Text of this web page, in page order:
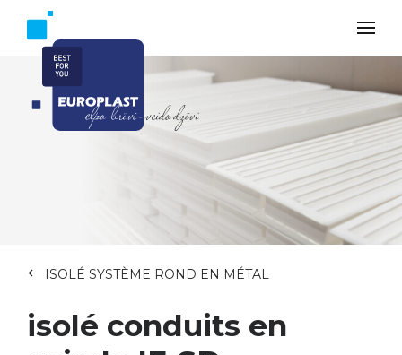
ISOLÉ SYSTÈME ROND EN MÉTAL
isolé conduits en